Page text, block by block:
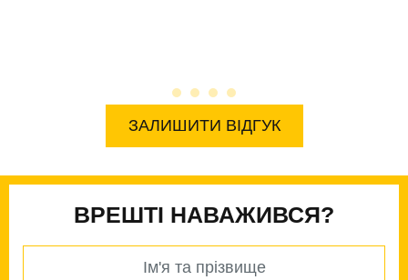
ЗАЛИШИТИ ВІДГУК
ВРЕШТІ НАВАЖИВСЯ?